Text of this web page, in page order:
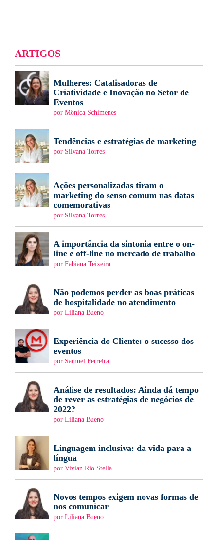
ARTIGOS
Mulheres: Catalisadoras de
Criatividade e Inovação no Setor de
Eventos
por Mônica Schimenes
Tendências e estratégias de marketing
por Silvana Torres
Ações personalizadas tiram o
marketing do senso comum nas datas
comemorativas
por Silvana Torres
A importância da sintonia entre o on-
line e off-line no mercado de trabalho
por Fabiana Teixeira
Não podemos perder as boas práticas
de hospitalidade no atendimento
por Liliana Bueno
Experiência do Cliente: o sucesso dos
eventos
por Samuel Ferreira
Análise de resultados: Ainda dá tempo
de rever as estratégias de negócios de
2022?
por Liliana Bueno
Linguagem inclusiva: da vida para a
língua
por Vivian Rio Stella
Novos tempos exigem novas formas de
nos comunicar
por Liliana Bueno